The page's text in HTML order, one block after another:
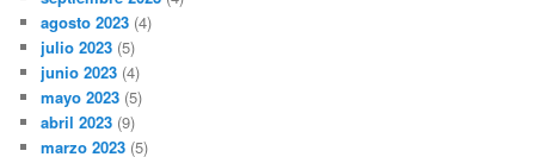
agosto 2023 (4)
julio 2023 (5)
junio 2023 (4)
mayo 2023 (5)
abril 2023 (9)
marzo 2023 (5)